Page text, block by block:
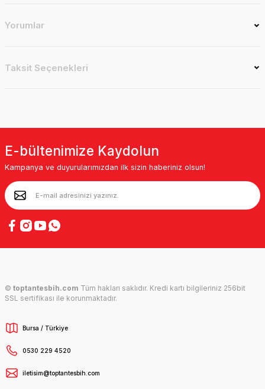
Yorumlar
Taksit Seçenekleri
E-bültenimize Kaydolun
Kampanya ve duyurularımızdan ilk sizin haberiniz olsun!
© toptantesbih.com Tüm hakları saklıdır. Kredi kartı bilgileriniz 256bit
SSL sertifikası ile korunmaktadır.
Bursa / Türkiye
0530 229 4520
iletisim@toptantesbih.com